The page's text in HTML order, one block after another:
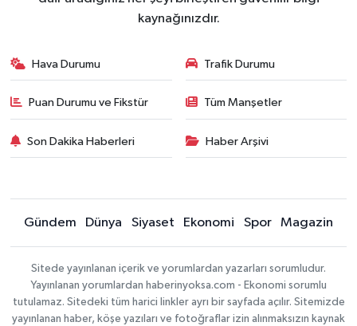
kaynağınızdır.
Hava Durumu Trafik Durumu
Puan Durumu ve Fikstür Tüm Manşetler
Son Dakika Haberleri Haber Arşivi
Gündem Dünya Siyaset Ekonomi Spor Magazin
Sitede yayınlanan içerik ve yorumlardan yazarları sorumludur.
Yayınlanan yorumlardan haberinyoksa.com - Ekonomi sorumlu
tutulamaz. Sitedeki tüm harici linkler ayrı bir sayfada açılır. Sitemizde
yayınlanan haber, köşe yazıları ve fotoğraflar izin alınmaksızın kaynak